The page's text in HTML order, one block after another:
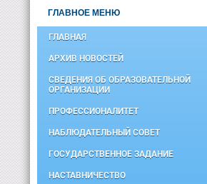
ГЛАВНОЕ МЕНЮ
ГЛАВНАЯ
АРХИВ НОВОСТЕЙ
СВЕДЕНИЯ ОБ ОБРАЗОВАТЕЛЬНОЙ
ОРГАНИЗАЦИИ
ПРОФЕССИОНАЛИТЕТ
НАБЛЮДАТЕЛЬНЫЙ СОВЕТ
ГОСУДАРСТВЕННОЕ ЗАДАНИЕ
НАСТАВНИЧЕСТВО